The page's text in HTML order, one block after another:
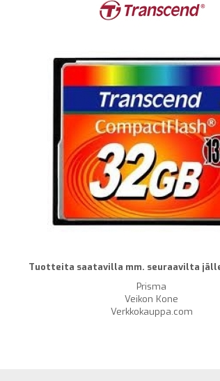
Tuotteita saatavilla mm. seuraavilta
Prisma
Veikon Kone
Verkkokauppa.com